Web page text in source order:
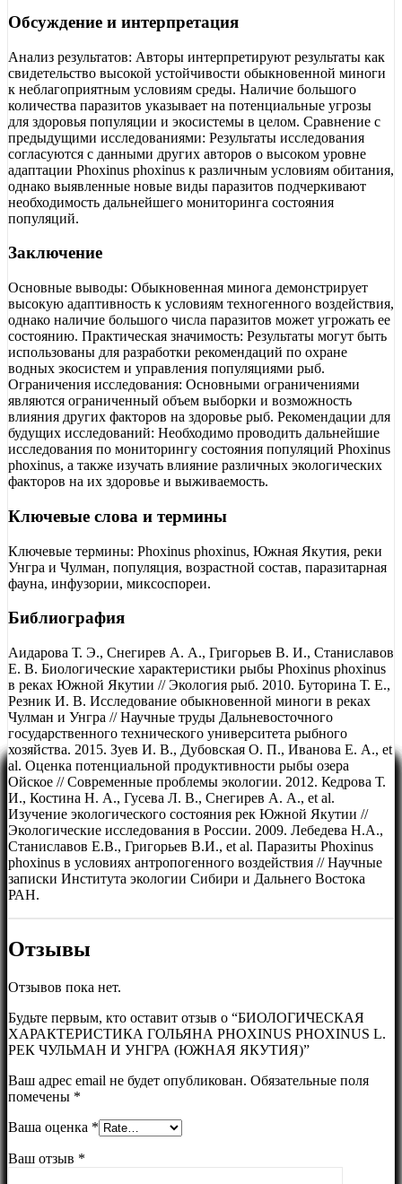
Обсуждение и интерпретация
Анализ результатов: Авторы интерпретируют результаты как
свидетельство высокой устойчивости обыкновенной миноги
к неблагоприятным условиям среды. Наличие большого
количества паразитов указывает на потенциальные угрозы
для здоровья популяции и экосистемы в целом. Сравнение с
предыдущими исследованиями: Результаты исследования
согласуются с данными других авторов о высоком уровне
адаптации Phoxinus phoxinus к различным условиям обитания,
однако выявленные новые виды паразитов подчеркивают
необходимость дальнейшего мониторинга состояния
популяций.
Заключение
Основные выводы: Обыкновенная минога демонстрирует
высокую адаптивность к условиям техногенного воздействия,
однако наличие большого числа паразитов может угрожать ее
состоянию. Практическая значимость: Результаты могут быть
использованы для разработки рекомендаций по охране
водных экосистем и управления популяциями рыб.
Ограничения исследования: Основными ограничениями
являются ограниченный объем выборки и возможность
влияния других факторов на здоровье рыб. Рекомендации для
будущих исследований: Необходимо проводить дальнейшие
исследования по мониторингу состояния популяций Phoxinus
phoxinus, а также изучать влияние различных экологических
факторов на их здоровье и выживаемость.
Ключевые слова и термины
Ключевые термины: Phoxinus phoxinus, Южная Якутия, реки
Унгра и Чулман, популяция, возрастной состав, паразитарная
фауна, инфузории, миксоспореи.
Библиография
Аидарова Т. Э., Снегирев А. А., Григорьев В. И., Станиславов
Е. В. Биологические характеристики рыбы Phoxinus phoxinus
в реках Южной Якутии // Экология рыб. 2010. Буторина Т. Е.,
Резник И. В. Исследование обыкновенной миноги в реках
Чулман и Унгра // Научные труды Дальневосточного
государственного технического университета рыбного
хозяйства. 2015. Зуев И. В., Дубовская О. П., Иванова Е. А., et
al. Оценка потенциальной продуктивности рыбы озера
Ойское // Современные проблемы экологии. 2012. Кедрова Т.
И., Костина Н. А., Гусева Л. В., Снегирев А. А., et al.
Изучение экологического состояния рек Южной Якутии //
Экологические исследования в России. 2009. Лебедева Н.А.,
Станиславов Е.В., Григорьев В.И., et al. Паразиты Phoxinus
phoxinus в условиях антропогенного воздействия // Научные
записки Института экологии Сибири и Дальнего Востока
РАН.
Отзывы
Отзывов пока нет.
Будьте первым, кто оставит отзыв о “БИОЛОГИЧЕСКАЯ
ХАРАКТЕРИСТИКА ГОЛЬЯНА PHOXINUS PHOXINUS L.
РЕК ЧУЛЬМАН И УНГРА (ЮЖНАЯ ЯКУТИЯ)”
Ваш адрес email не будет опубликован. Обязательные поля
помечены *
Ваша оценка *
Ваш отзыв *